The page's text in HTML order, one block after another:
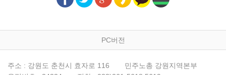
PC버전
주소 : 강원도 춘천시 효자로 116
민주노총 강원지역본부